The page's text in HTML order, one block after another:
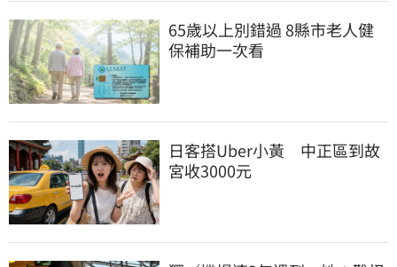
65歲以上別錯過 8縣市老人健
保補助一次看
日客搭Uber小黃　中正區到故
宮收3000元